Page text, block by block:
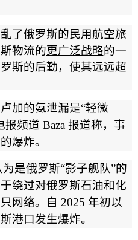
了俄罗斯的民用航空旅
物流的更广泛战略的一
斯的后勤，使其远远超
加的氨泄漏是“轻微
报频道 Baza 报道称，事
爆炸。
为是俄罗斯“影子舰队”的
绕过对俄罗斯石油和化
网络。自 2025 年初以
港口发生爆炸。